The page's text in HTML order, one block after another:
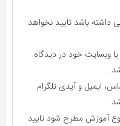
داشته باشد تایید نخواهد
وبسایت خود در دیدگاه
ایمیل و آیدی تلگرام
آموزش مطرح شود تایید